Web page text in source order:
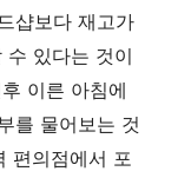
샵보다 재고가
수 있다는 것이
이른 아침에
를 물어보는 것
편의점에서 포